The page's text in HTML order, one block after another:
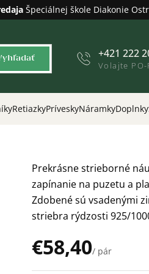
Špeciálnej škole Diakonie
+421 222
Volajte PO-
RetiazkyPríveskyNáramkyDoplnky
€58,40/ pár
Jednotková
cena:
Prekrásne strieborné
zapínanie na puzetu a
Zdobené sú vsadenými
striebra rýdzosti 925/